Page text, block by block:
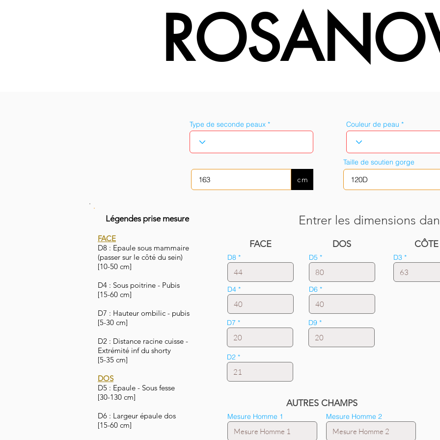
Type de seconde peaux
cm
Couleur de peau
Taille de soutien gorge
Entrer les dimensions
FACE DOS CÔTE
D8
D4
D7
D5
D6
D9
D3
D2
AUTRES CHAMPS
Mesure Homme 1 Mesure Homme 2
Légendes prise mesure
FACE
D8 : Epaule sous mammaire
(passer sur le côté du sein)
[10-50 cm]
D4 : Sous poitrine - Pubis
[15-60 cm]
D7 : Hauteur ombilic - pubis
[5-30 cm]
D2 : Distance racine cuisse -
Extrémité inf du shorty
[5-35 cm]
DOS
D5 : Epaule - Sous fesse
[30-130 cm]
D6 : Largeur épaule dos
[15-60 cm]